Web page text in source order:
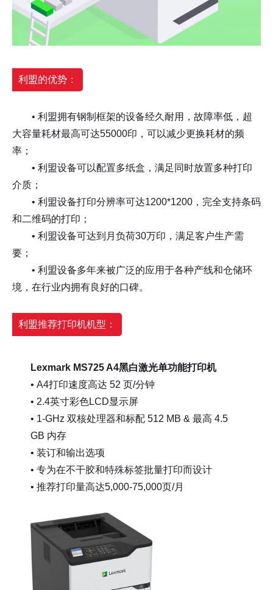
利盟的优势：
• 利盟拥有钢制框架的设备经久耐用，故障率低，超
大容量耗材最高可达55000印，可以减少更换耗材的频
率；
• 利盟设备可以配置多纸盒，满足同时放置多种打印
介质；
• 利盟设备打印分辨率可达1200*1200，完全支持条码
和二维码的打印；
• 利盟设备可达到月负荷30万印，满足客户生产需
要；
• 利盟设备多年来被广泛的应用于各种产线和仓储环
境，在行业内拥有良好的口碑。
利盟推荐打印机机型：
Lexmark MS725 A4黑白激光单功能打印机
• A4打印速度高达 52 页/分钟
• 2.4英寸彩色LCD显示屏
• 1-GHz 双核处理器和标配 512 MB & 最高 4.5
GB 内存
• 装订和输出选项
• 专为在不干胶和特殊标签批量打印而设计
• 推荐打印量高达5,000-75,000页/月